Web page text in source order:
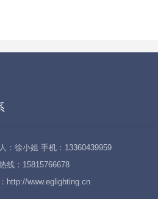
：徐小姐 手机：13360439959
线：15815766678
http://www.eglighting.cn